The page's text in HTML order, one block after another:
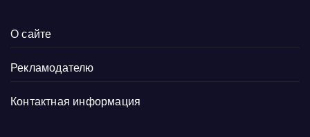
О сайте
Рекламодателю
Контактная информация